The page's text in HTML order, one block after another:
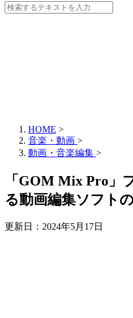
HOME >
音楽・動画 >
動画・音楽編集 >
「GOM Mix Pro」
る動画編集ソフト
更新日： 2024年5月17日